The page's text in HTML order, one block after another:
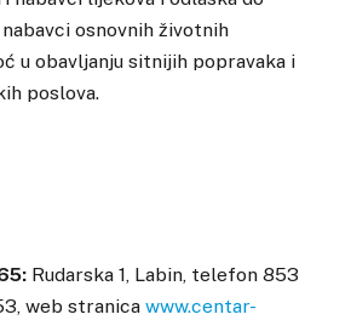
osnovnih životnih
u obavljanju sitnijih popravaka i
poslova.
Rudarska 1, Labin, telefon 853
web stranica www.centar-